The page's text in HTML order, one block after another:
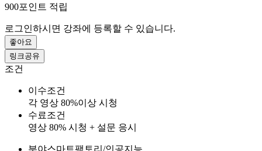
900포인트 적립
로그인하시면 강좌에 등록할 수 있습니다.
좋아요
링크공유
조건
이수조건
각 영상 80%이상 시청
수료조건
영상 80% 시청 + 설문 응시
분야스마트팩토리/인공지능